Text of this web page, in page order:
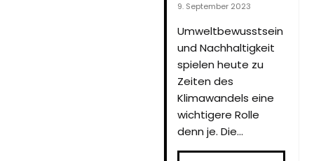
9. September 2023
Umweltbewusstsein
und Nachhaltigkeit
spielen heute zu
Zeiten des
Klimawandels eine
wichtigere Rolle
denn je. Die…